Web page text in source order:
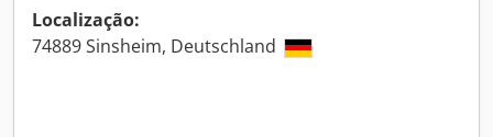
Localização:
74889 Sinsheim, Deutschland